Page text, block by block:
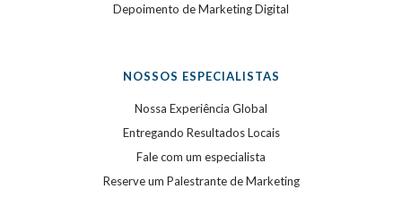
Depoimento de Marketing Digital
NOSSOS ESPECIALISTAS
Nossa Experiência Global
Entregando Resultados Locais
Fale com um especialista
Reserve um Palestrante de Marketing